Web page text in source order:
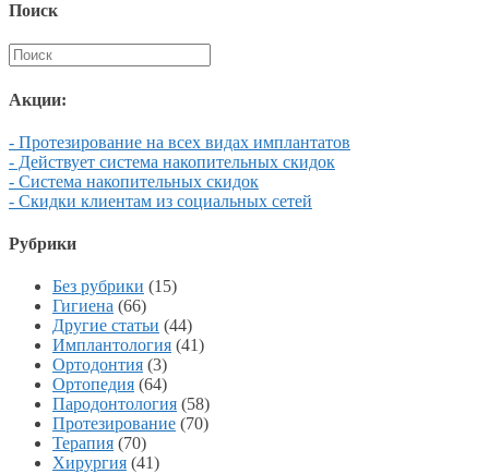
Поиск
Акции:
- Протезирование на всех видах имплантатов
- Действует система накопительных скидок
- Система накопительных скидок
- Скидки клиентам из социальных сетей
Рубрики
Без рубрики (15)
Гигиена (66)
Другие статьи (44)
Имплантология (41)
Ортодонтия (3)
Ортопедия (64)
Пародонтология (58)
Протезирование (70)
Терапия (70)
Хирургия (41)